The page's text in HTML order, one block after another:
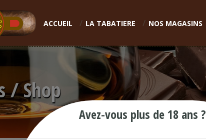
ACCUEIL LA TABATIERE NOS MAGASINS
/ Shop
Avez-vous plus de 18 ans ?